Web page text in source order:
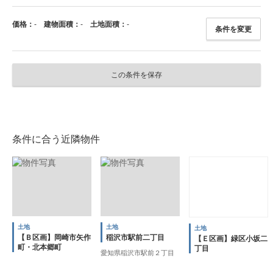
価格： - 建物面積： - 土地面積： -
条件を変更
この条件を保存
条件に合う近隣物件
土地
【Ｂ区画】岡崎市矢作
町・北本郷町
土地
稲沢市駅前二丁目
愛知県稲沢市駅前２丁目
土地
【Ｅ区画】緑区小坂二
丁目